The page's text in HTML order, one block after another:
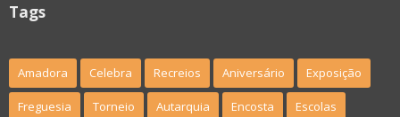
Tags
Amadora Celebra Recreios Aniversário Exposição
Freguesia Torneio Autarquia Encosta Escolas